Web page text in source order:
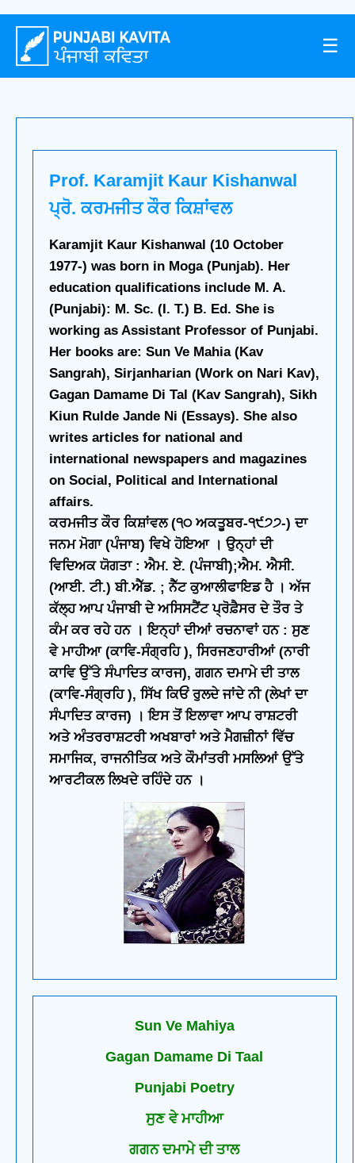
☰
Prof. Karamjit Kaur Kishanwal
ਪ੍ਰੋ. ਕਰਮਜੀਤ ਕੌਰ ਕਿਸ਼ਾਂਵਲ
Karamjit Kaur Kishanwal (10 October
1977-) was born in Moga (Punjab). Her
education qualifications include M. A.
(Punjabi): M. Sc. (I. T.) B. Ed. She is
working as Assistant Professor of Punjabi.
Her books are: Sun Ve Mahia (Kav
Sangrah), Sirjanharian (Work on Nari Kav),
Gagan Damame Di Tal (Kav Sangrah), Sikh
Kiun Rulde Jande Ni (Essays). She also
writes articles for national and
international newspapers and magazines
on Social, Political and International
affairs.
ਕਰਮਜੀਤ ਕੌਰ ਕਿਸ਼ਾਂਵਲ (੧੦ ਅਕਤੂਬਰ-੧੯੭੭-) ਦਾ
ਜਨਮ ਮੋਗਾ (ਪੰਜਾਬ) ਵਿਖੇ ਹੋਇਆ । ਉਨ੍ਹਾਂ ਦੀ
ਵਿਦਿਅਕ ਯੋਗਤਾ : ਐਮ. ਏ. (ਪੰਜਾਬੀ);ਐਮ. ਐਸੀ.
(ਆਈ. ਟੀ.) ਬੀ.ਐੱਡ. ; ਨੈੱਟ ਕੁਆਲੀਫਾਇਡ ਹੈ । ਅੱਜ
ਕੱਲ੍ਹ ਆਪ ਪੰਜਾਬੀ ਦੇ ਅਸਿਸਟੈਂਟ ਪ੍ਰੋਫ਼ੈਸਰ ਦੇ ਤੌਰ ਤੇ
ਕੰਮ ਕਰ ਰਹੇ ਹਨ । ਇਨ੍ਹਾਂ ਦੀਆਂ ਰਚਨਾਵਾਂ ਹਨ : ਸੁਣ
ਵੇ ਮਾਹੀਆ (ਕਾਵਿ-ਸੰਗ੍ਰਹਿ ), ਸਿਰਜਣਹਾਰੀਆਂ (ਨਾਰੀ
ਕਾਵਿ ਉੱਤੇ ਸੰਪਾਦਿਤ ਕਾਰਜ), ਗਗਨ ਦਮਾਮੇ ਦੀ ਤਾਲ
(ਕਾਵਿ-ਸੰਗ੍ਰਹਿ ), ਸਿੱਖ ਕਿਓਂ ਰੁਲਦੇ ਜਾਂਦੇ ਨੀ (ਲੇਖਾਂ ਦਾ
ਸੰਪਾਦਿਤ ਕਾਰਜ) । ਇਸ ਤੋਂ ਇਲਾਵਾ ਆਪ ਰਾਸ਼ਟਰੀ
ਅਤੇ ਅੰਤਰਰਾਸ਼ਟਰੀ ਅਖਬਾਰਾਂ ਅਤੇ ਮੈਗਜ਼ੀਨਾਂ ਵਿੱਚ
ਸਮਾਜਿਕ, ਰਾਜਨੀਤਿਕ ਅਤੇ ਕੌਮਾਂਤਰੀ ਮਸਲਿਆਂ ਉੱਤੇ
ਆਰਟੀਕਲ ਲਿਖਦੇ ਰਹਿੰਦੇ ਹਨ ।
Sun Ve Mahiya
Gagan Damame Di Taal
Punjabi Poetry
ਸੁਣ ਵੇ ਮਾਹੀਆ
ਗਗਨ ਦਮਾਮੇ ਦੀ ਤਾਲ